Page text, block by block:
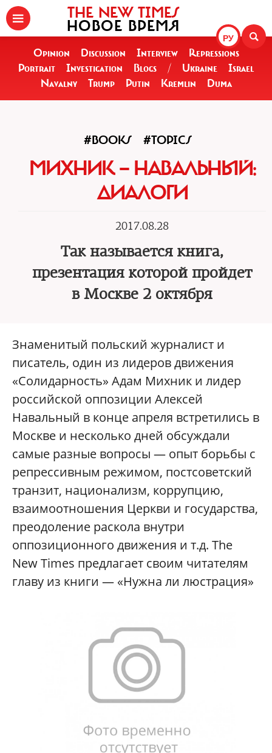
РУ
THE NEW TIMES
НОВОЕ ВРЕМЯ
Opinion Discussion Interview
Repressions
Portrait
Investigation Blogs / Ukraine
Israel
Navalny
Trump Putin Kremlin Duma
#BOOKS #TOPICS
МИХНИК — НАВАЛЬНЫЙ:
ДИАЛОГИ
2017.08.28
Так называется книга,
презентация которой пройдет
в Москве 2 октября
Знаменитый польский журналист и
писатель, один из лидеров движения
«Солидарность» Адам Михник и лидер
российской оппозиции Алексей
Навальный в конце апреля встретились в
Москве и несколько дней обсуждали
самые разные вопросы — опыт борьбы с
репрессивным режимом, постсоветский
транзит, национализм, коррупцию,
взаимоотношения Церкви и государства,
преодоление раскола внутри
оппозиционного движения и т.д. The
New Times предлагает своим читателям
главу из книги — «Нужна ли люстрация»